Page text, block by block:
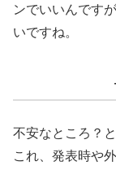
ンでいいんです
いですね。
不安なところ？
これ、発表時や